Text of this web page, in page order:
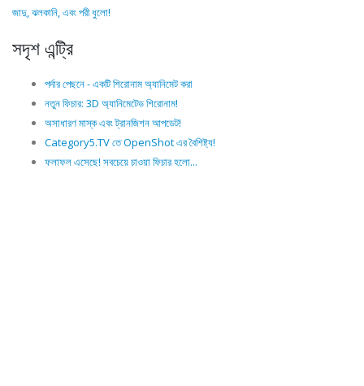
জাদু, ঝলকানি, এবং পরী ধুলো!
সদৃশ এন্ট্রি
পর্দার পেছনে - একটি শিরোনাম অ্যানিমেট করা
নতুন ফিচার: 3D অ্যানিমেটেড শিরোনাম!
অসাধারণ মাস্ক এবং ট্রানজিশন আপডেট!
Category5.TV তে OpenShot এর বৈশিষ্ট্য!
ফলাফল এসেছে! সবচেয়ে চাওয়া ফিচার হলো...